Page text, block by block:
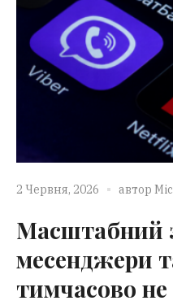
2 Червня, 2026 автор
Масштабний
месенджери
тимчасово